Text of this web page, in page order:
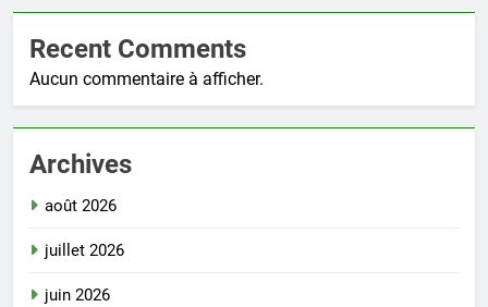
Recent Comments
Aucun commentaire à afficher.
Archives
août 2026
juillet 2026
juin 2026